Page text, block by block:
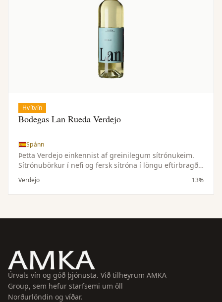
Hvítvín
Bodegas Lan Rueda Verdejo
Spánn
Þetta Verdejo einkennist af greinilegum sítrónukeim.
Sítrónubörkur í nefi og fersk sítróna í löngu eftirbragði.
Jafn hressandi og glas af límonaði og hverfur jafn
hratt. Frábær fordrykkur sem passar einstaklega vel
með geitaosti og alls kyns sjávarréttum.
Verdejo 13%
Úrvals vín og góð þjónusta. Við tilheyrum AMKA
Group, sem hefur starfsemi um öll
Norðurlöndin og víðar.